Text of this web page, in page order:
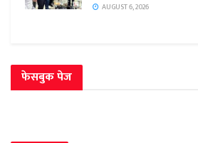
AUGUST 6, 2026
फेसबुक पेज